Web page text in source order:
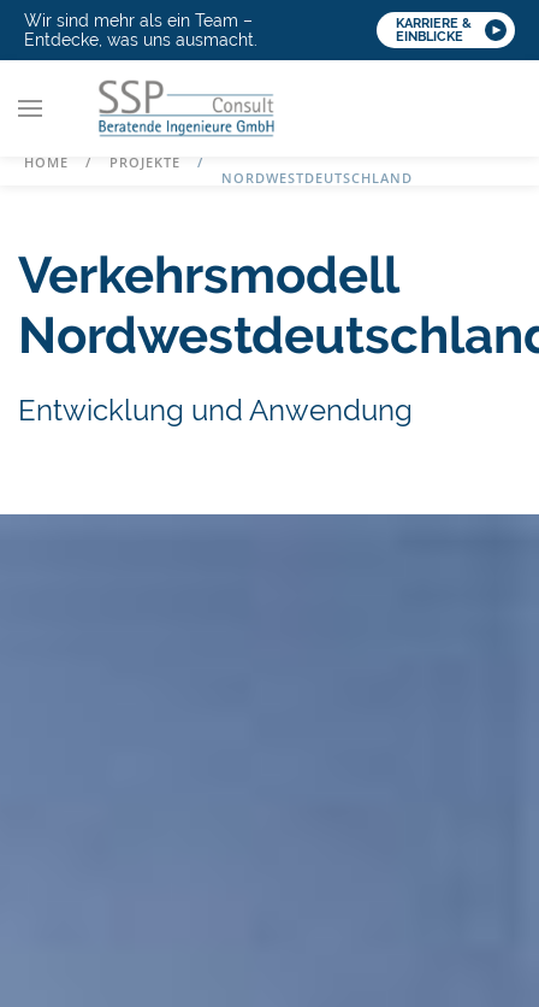
Wir sind mehr als ein Team –
Entdecke, was uns ausmacht.
KARRIERE &
EINBLICKE
HOME PROJEKTE
NORDWESTDEUTSCHLAND
Verkehrsmodell
Entwicklung und Anwendung